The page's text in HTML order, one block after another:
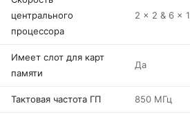
центрального
процессора
2 x 2 & 6 x
Имеет слот для карт
памяти
Да
Тактовая частота ГП 850 МГц